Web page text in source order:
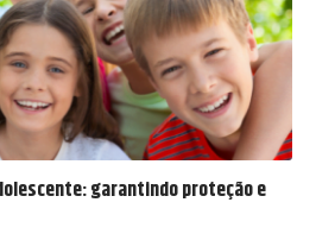
garantindo proteção e